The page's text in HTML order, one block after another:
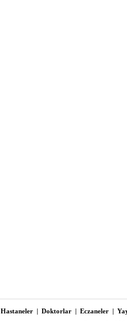
Hastaneler | Doktorlar | Eczaneler |